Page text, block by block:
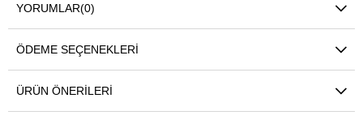
YORUMLAR(0)
ÖDEME SEÇENEKLERI
ÜRÜN ÖNERILERI